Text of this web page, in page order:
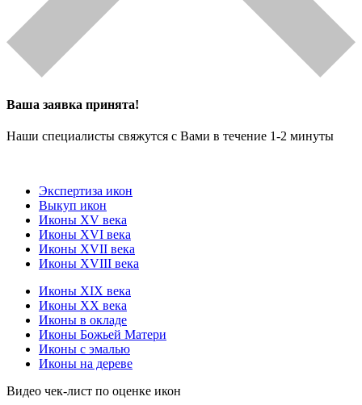
Ваша заявка принята!
Наши специалисты свяжутся с Вами в течение 1-2 минуты
Экспертиза икон
Выкуп икон
Иконы XV века
Иконы XVI века
Иконы XVII века
Иконы XVIII века
Иконы XIX века
Иконы XX века
Иконы в окладе
Иконы Божьей Матери
Иконы с эмалью
Иконы на дереве
Видео чек-лист по оценке икон